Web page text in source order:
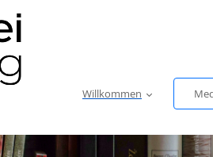
Willkommen